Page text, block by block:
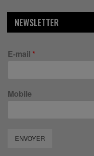
NEWSLETTER
E-mail *
Mobile
ENVOYER